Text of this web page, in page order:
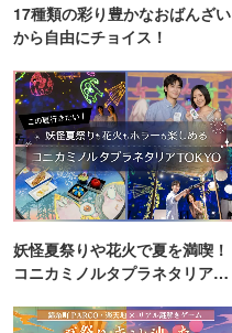
17種類の彩り豊かなおばんざい
から自由にチョイス！
妖怪夏祭りや花火で夏を満喫！
コニカミノルタプラネタリア